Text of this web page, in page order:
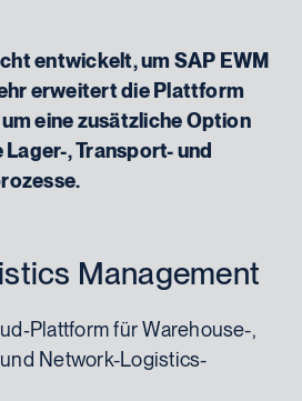
entwickelt, um SAP EWM
erweitert die Plattform
eine zusätzliche Option
, Transport- und
Management
für Warehouse-,
Network-Logistics-